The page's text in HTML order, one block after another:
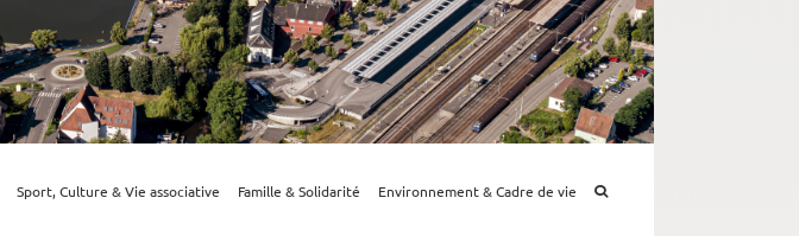
Sport, Culture & Vie associative Famille & Solidarité Environnement & Cadre de vie